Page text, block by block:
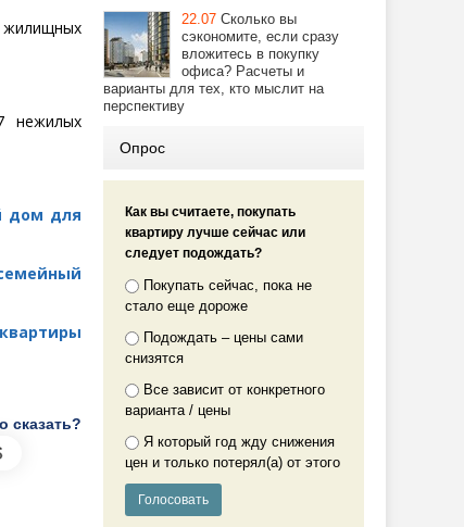
жилищных
нежилых
дом для
сказать?
22.07 Сколько вы
сэкономите, если сразу
вложитесь в покупку
офиса? Расчеты и
варианты для тех, кто мыслит на
перспективу
Опрос
Как вы считаете, покупать
квартиру лучше сейчас или
следует подождать?
Покупать сейчас, пока не
стало еще дороже
Подождать – цены сами
снизятся
Все зависит от конкретного
варианта / цены
Я который год жду снижения
цен и только потерял(а) от этого